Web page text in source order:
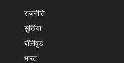
राजनीति
सुर्खिया
बॉलीवुड
भारत